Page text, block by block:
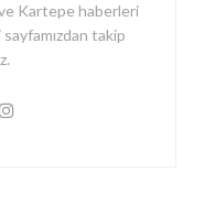
Kartepe haberleri
takip